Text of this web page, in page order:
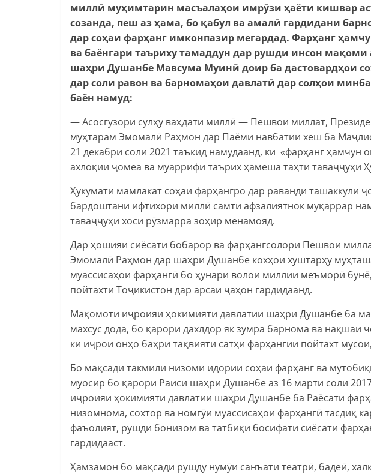
миллӣ муҳимтарин масъалаҳои имрӯзи ҳаёти кишвар
созанда, пеш аз ҳама, бо қабул ва амалӣ гардидани
дар соҳаи фарҳанг имконпазир мегардад. Фарҳанг
ва баёнгари таъриху тамаддун дар рушди инсон мақоми
шаҳри Душанбе Мавсума Муинӣ доир ба дастовардҳои
дар соли равон ва барномаҳои давлатӣ дар солҳои
баён намуд:
— Асосгузори сулҳу ваҳдати миллӣ — Пешвои миллат,
муҳтарам Эмомалӣ Раҳмон дар Паёми навбатии хеш ба
21 декабри соли 2021 таъкид намудаанд, ки «фарҳанг
ахлоқии ҷомеа ва муаррифи таърих ҳамеша таҳти таваҷҷуҳи
Ҳукумати мамлакат соҳаи фарҳангро дар раванди ташаккули
бардоштани ифтихори миллӣ самти афзалиятнок муқаррар
таваҷҷуҳи хоси рӯзмарра зоҳир менамояд.
Дар ҳошияи сиёсати бобарор ва фарҳангсолори Пешвои
Эмомалӣ Раҳмон дар шаҳри Душанбе кохҳои хуштарҳу
муассисаҳои фарҳангӣ бо ҳунари волои миллии меъморӣ
пойтахти Тоҷикистон дар арсаи ҷаҳон гардидаанд.
Мақомоти иҷроияи ҳокимияти давлатии шаҳри Душанбе ба
махсус дода, бо қарори дахлдор як зумра барнома ва нақшаи
ки иҷрои онҳо баҳри тақвияти сатҳи фарҳангии пойтахт
Бо мақсади такмили низоми идории соҳаи фарҳанг ва
муосир бо қарори Раиси шаҳри Душанбе аз 16 марти соли
иҷроияи ҳокимияти давлатии шаҳри Душанбе ба Раёсати
низомнома, сохтор ва номгӯи муассисаҳои фарҳангӣ тасдиқ
фаъолият, рушди бонизом ва татбиқи босифати сиёсати
гардидааст.
Ҳамзамон бо мақсади рушду нумӯи санъати театрӣ, бадеӣ,